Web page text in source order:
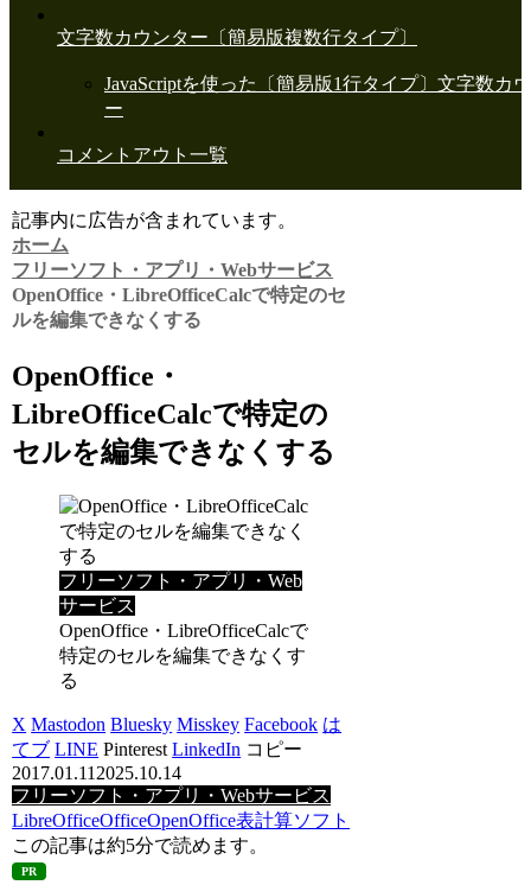
文字数カウンター〔簡易版複数行タイプ〕
JavaScriptを使った〔簡易版1行タイプ〕文字数カ
ー
コメントアウト一覧
記事内に広告が含まれています。
ホーム
フリーソフト・アプリ・Webサービス
OpenOffice・LibreOfficeCalcで特定のセ
ルを編集できなくする
OpenOffice・
LibreOfficeCalcで特定の
セルを編集できなくする
フリーソフト・アプリ・Web
サービス
OpenOffice・LibreOfficeCalcで
特定のセルを編集できなくす
る
X Mastodon Bluesky Misskey Facebook は
てブ LINE Pinterest LinkedIn コピー
2017.01.11 2025.10.14
フリーソフト・アプリ・Webサービス
LibreOfficeOfficeOpenOffice表計算ソフト
この記事は約5分で読めます。
PR